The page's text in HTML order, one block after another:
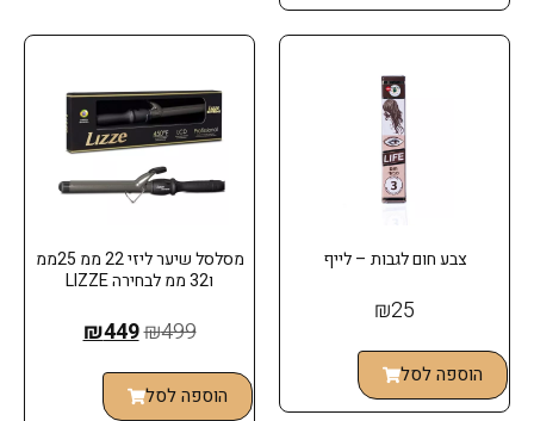
צבע חום לגבות – לייף
₪25
הוספה לסל
מסלסל שיער ליזי 22 ממ 25ממ
ו32 ממ לבחירה LIZZE
₪499
₪449
הוספה לסל